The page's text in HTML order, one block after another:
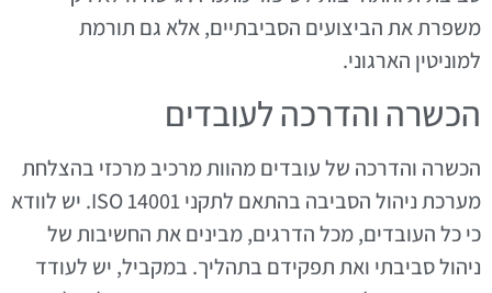
משפרת את הביצועים הסביבתיים, אלא גם תורמת
למוניטין הארגוני.
הכשרה והדרכה לעובדים
הכשרה והדרכה של עובדים מהוות מרכיב מרכזי בהצלחת
מערכת ניהול הסביבה בהתאם לתקני ISO 14001. יש לוודא
כי כל העובדים, מכל הדרגים, מבינים את החשיבות של
ניהול סביבתי ואת תפקידם בתהליך. במקביל, יש לעודד